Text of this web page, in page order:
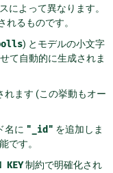
によって異なります。
れるものです。
) とモデルの小文字
て自動的に生成されま
れます (この挙動もオー
名に "_id" を追加しま
です。
KEY制約で明確化され